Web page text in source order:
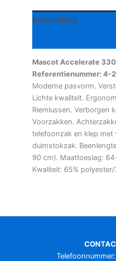
aantal
Beschrijving
Mascot Accelerate
Referentienummer: 4-
Moderne pasvorm.
Lichte kwaliteit.
Riemlussen. Verborgen
Voorzakken.
telefoonzak en klep
duimstokzak.
90 cm). Maattoeslag:
Kwaliteit: 65%